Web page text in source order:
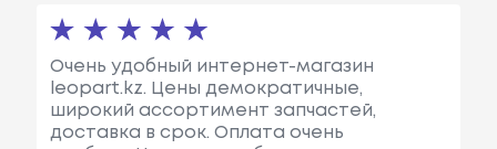
Очень удобный интернет-магазин
leopart.kz. Цены демократичные,
широкий ассортимент запчастей,
доставка в срок. Оплата очень